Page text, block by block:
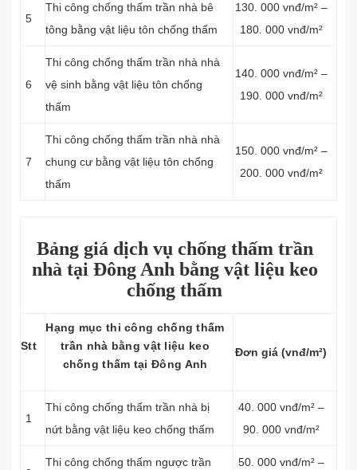
5
Thi công chống thấm trần nhà bê
tông bằng vật liệu tôn chống thấm
130. 000 vnđ/m² –
180. 000 vnđ/m²
6
Thi công chống thấm trần nhà nhà
vệ sinh bằng vật liệu tôn chống
thấm
140. 000 vnđ/m² –
190. 000 vnđ/m²
7
Thi công chống thấm trần nhà nhà
chung cư bằng vật liệu tôn chống
thấm
150. 000 vnđ/m² –
200. 000 vnđ/m²
Bảng giá dịch vụ chống thấm trần
nhà tại Đông Anh bằng vật liệu keo
chống thấm
Stt
Hạng mục thi công chống thấm
trần nhà bằng vật liệu keo
chống thấm tại Đông Anh
Đơn giá (vnđ/m²)
1
Thi công chống thấm trần nhà bị
nứt bằng vật liệu keo chống thấm
40. 000 vnđ/m² –
90. 000 vnđ/m²
Thi công chống thấm ngược trần
50. 000 vnđ/m² –